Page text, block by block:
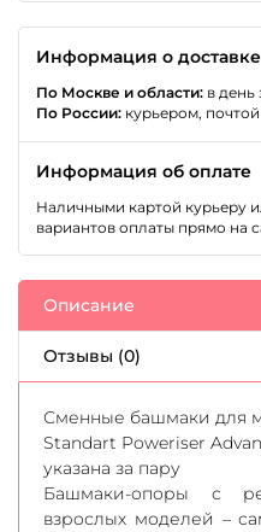
Информация о доставке
По Москве и области: в день
По России: курьером,
Информация об оплате
Наличными картой курьеру
вариантов оплаты прямо на
Описание
Отзывы (0)
Сменные башмаки для
Standart Poweriser
указана за пару
Башмаки-опоры с
взрослых моделей –